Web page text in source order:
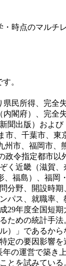
時点のマルチ
。
民所得、完
閣府）、完
出版）およ
、千葉市、
市、福岡市
令指定都市
く近畿（滋賀
福島）、福岡
分野、開設時
ス、就職率
年度全国短期
ための統計
」であるか
定の要因影響
の運営で築
とを試みている